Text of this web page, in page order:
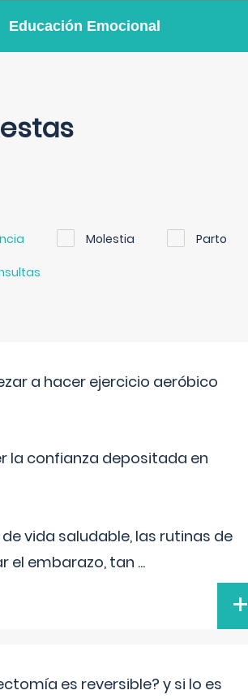
Educación Emocional
Molestia Parto
a hacer ejercicio aeróbico
la confianza depositada en
vida saludable, las rutinas de
el embarazo, tan ...
+
es reversible? y si lo es